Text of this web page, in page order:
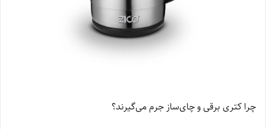
چرا کتری برقی و چای‌ساز جرم می‌گیرند؟